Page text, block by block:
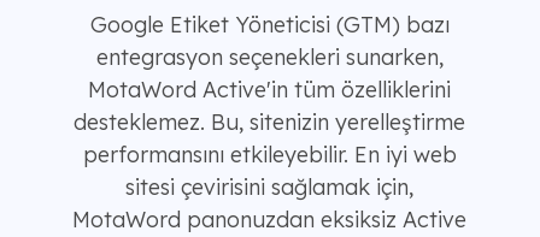
Google Etiket Yöneticisi (GTM) bazı
entegrasyon seçenekleri sunarken,
MotaWord Active'in tüm özelliklerini
desteklemez. Bu, sitenizin yerelleştirme
performansını etkileyebilir. En iyi web
sitesi çevirisini sağlamak için,
MotaWord panonuzdan eksiksiz Active